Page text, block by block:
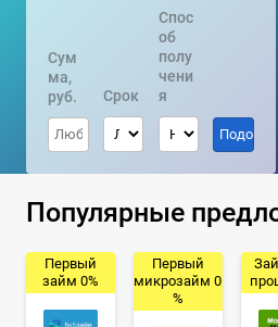
Сум
ма,
руб.
Срок
Спос
об
полу
чени
я
Популярные
Первый
займ 0%
Первый
микрозайм 0
%